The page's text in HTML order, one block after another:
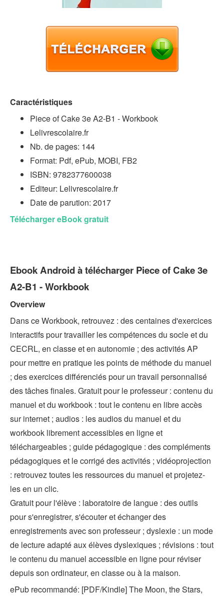
Caractéristiques
Piece of Cake 3e A2-B1 - Workbook
Lelivrescolaire.fr
Nb. de pages: 144
Format: Pdf, ePub, MOBI, FB2
ISBN: 9782377600038
Editeur: Lelivrescolaire.fr
Date de parution: 2017
Télécharger eBook gratuit
Ebook Android à télécharger Piece of Cake 3e
A2-B1 - Workbook
Overview
Dans ce Workbook, retrouvez : des centaines d'exercices
interactifs pour travailler les compétences du socle et du
CECRL, en classe et en autonomie ; des activités AP
pour mettre en pratique les points de méthode du manuel
; des exercices différenciés pour un travail personnalisé
des tâches finales. Gratuit pour le professeur : contenu du
manuel et du workbook : tout le contenu en libre accès
sur internet ; audios : les audios du manuel et du
workbook librement accessibles en ligne et
téléchargeables ; guide pédagogique : des compléments
pédagogiques et le corrigé des activités ; vidéoprojection
: retrouvez toutes les ressources du manuel et projetez-
les en un clic.
Gratuit pour l'élève : laboratoire de langue : des outils
pour s'enregistrer, s'écouter et échanger des
enregistrements avec son professeur ; dyslexie : un mode
de lecture adapté aux élèves dyslexiques ; révisions : tout
le contenu du manuel accessible en ligne pour réviser
depuis son ordinateur, en classe ou à la maison.
ePub recommandé: [PDF/Kindle] The Moon, the Stars,